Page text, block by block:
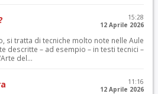
15:28
12 Aprile 2026
si tratta di tecniche molto note nelle Aule
descritte – ad esempio – in testi tecnici –
del...
11:16
12 Aprile 2026